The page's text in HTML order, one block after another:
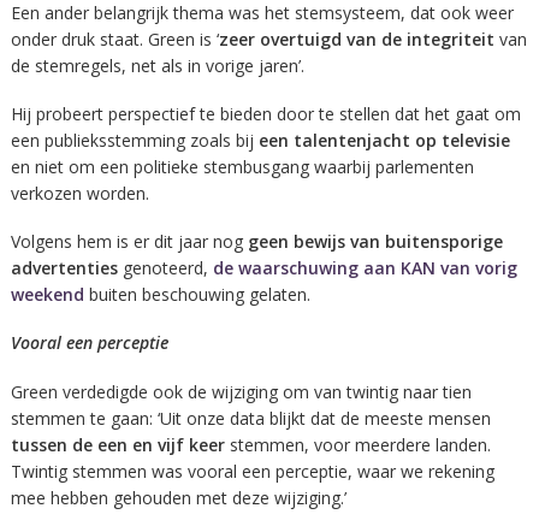
Een ander belangrijk thema was het stemsysteem, dat ook weer
onder druk staat. Green is ‘zeer overtuigd van de integriteit van
de stemregels, net als in vorige jaren’.
Hij probeert perspectief te bieden door te stellen dat het gaat om
een publieksstemming zoals bij een talentenjacht op televisie
en niet om een politieke stembusgang waarbij parlementen
verkozen worden.
Volgens hem is er dit jaar noggeen bewijs van buitensporige
advertentiesgenoteerd, de waarschuwing aan KAN van vorig
weekend buiten beschouwing gelaten.
Vooral een perceptie
Green verdedigde ook de wijziging om van twintig naar tien
stemmen te gaan: ‘Uit onze data blijkt dat de meeste mensen
tussen de een en vijf keerstemmen, voor meerdere landen.
Twintig stemmen was vooral een perceptie, waar we rekening
mee hebben gehouden met deze wijziging.’